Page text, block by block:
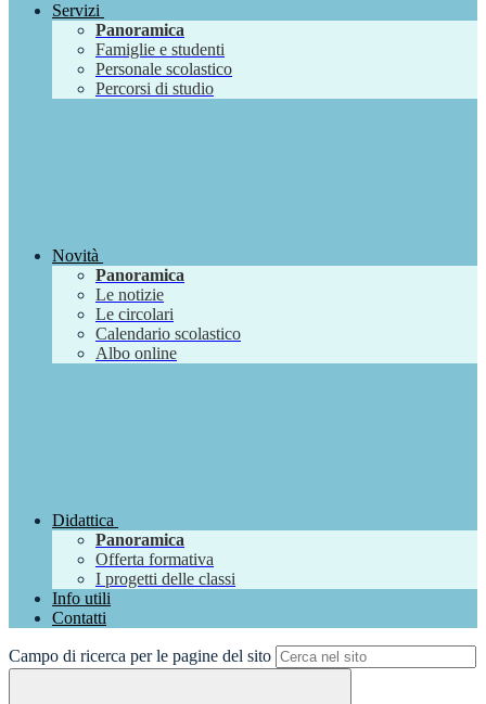
Servizi
Panoramica
Famiglie e studenti
Personale scolastico
Percorsi di studio
Novità
Panoramica
Le notizie
Le circolari
Calendario scolastico
Albo online
Didattica
Panoramica
Offerta formativa
I progetti delle classi
Info utili
Contatti
Campo di ricerca per le pagine del sito